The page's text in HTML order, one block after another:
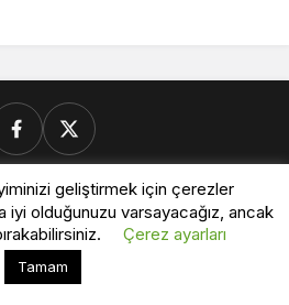
yaşamanızı sağlamak
Saklıdır.
geliştirmek için çerezler
iyi olduğunuzu varsayacağız, ancak
Çerez ayarları
Tamam